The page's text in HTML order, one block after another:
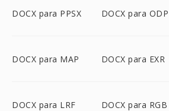
DOCX para PPSX DOCX para ODP
DOCX para MAP DOCX para EXR
DOCX para LRF DOCX para RGB